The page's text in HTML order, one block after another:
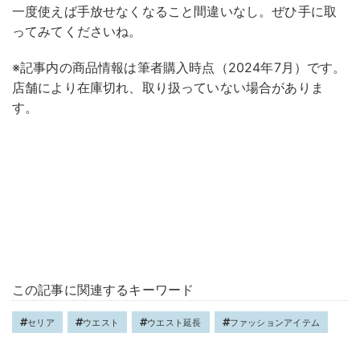
一度使えば手放せなくなること間違いなし。ぜひ手に取
ってみてくださいね。
※記事内の商品情報は筆者購入時点（2024年7月）です。
店舗により在庫切れ、取り扱っていない場合がありま
す。
この記事に関連するキーワード
セリア ウエスト ウエスト延長 ファッションアイテム